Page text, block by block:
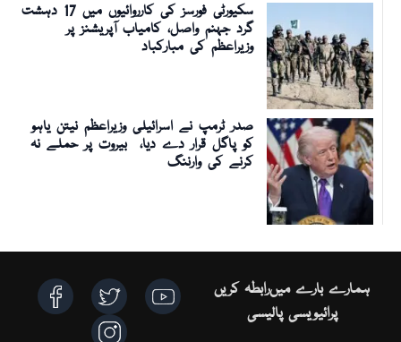
سکیورٹی فورسز کی کارروائیوں میں 17 دہشت
گرد جہنم واصل، کامیاب آپریشنز پر
وزیراعظم کی مبارکباد
صدر ٹرمپ نے اسرائیلی وزیراعظم نیتن یاہو
کو پاگل قرار دے دیا، بیروت پر حملے نہ
کرنے کی وارننگ
رابطہ کریںہمارے بارے میں
پرائیویسی پالیسی